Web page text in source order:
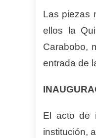
Las piezas
ellos la
Carabobo,
entrada de
El acto de
institución,